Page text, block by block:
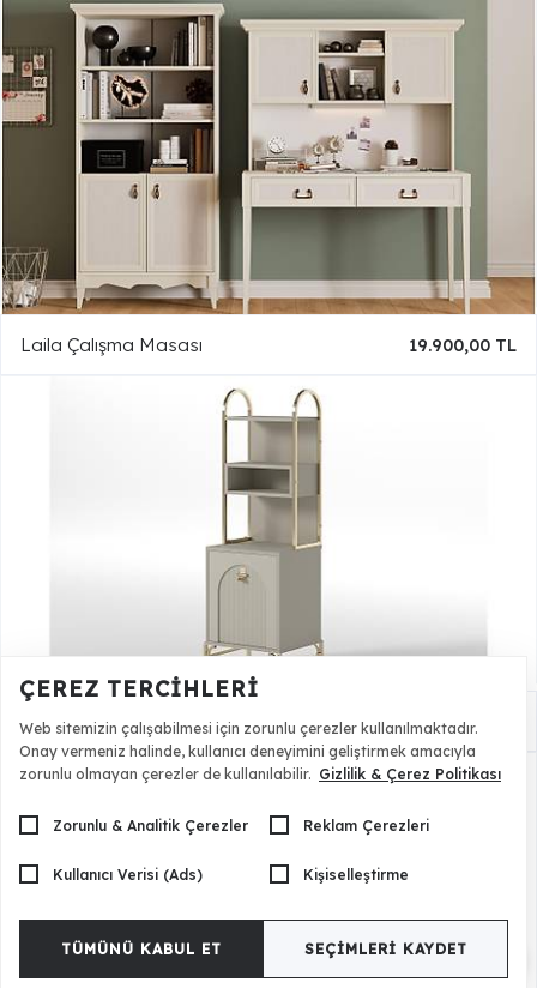
Laila Çalışma Masası 19.900,00 TL
Pandora Kitaplık 10.500,00 TL
ÇEREZ TERCIHLERI
Web sitemizin çalışabilmesi için zorunlu çerezler kullanılmaktadır.
Onay vermeniz halinde, kullanıcı deneyimini geliştirmek amacıyla
zorunlu olmayan çerezler de kullanılabilir. Gizlilik & Çerez Politikası
Zorunlu & Analitik Çerezler Reklam Çerezleri
Kullanıcı Verisi (Ads) Kişiselleştirme
TÜMÜNÜ KABUL ET SEÇIMLERI KAYDET